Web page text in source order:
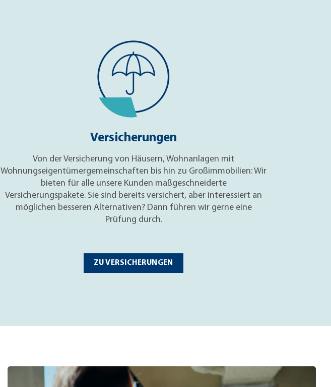
Versicherungen
Von der Versicherung von Häusern, Wohnanlagen mit
Wohnungseigentümergemeinschaften bis hin zu Großimmobilien: Wir
bieten für alle unsere Kunden maßgeschneiderte
Versicherungspakete. Sie sind bereits versichert, aber interessiert an
möglichen besseren Alternativen? Dann führen wir gerne eine
Prüfung durch.
ZU VERSICHERUNGEN